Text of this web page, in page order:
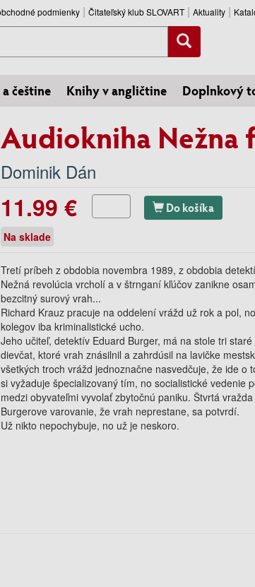
podmienky Čitateľský klub SLOVART Aktuality
češtine Knihy v angličtine Doplnkový
Audiokniha Nežna
Dominik Dán
11.99 € Do košíka
Na sklade
Tretí príbeh z obdobia novembra 1989, z obdobia
Nežná revolúcia vrcholí a v štrnganí kľúčov zanikne
bezcitný surový vrah...
Richard Krauz pracuje na oddelení vrážd už rok a pol,
kolegov iba kriminalistické ucho.
Jeho učiteľ, detektív Eduard Burger, má na stole tri
dievčat, ktoré vrah znásilnil a zahrdúsil na lavičke
všetkých troch vrážd jednoznačne nasvedčuje, že ide o
si vyžaduje špecializovaný tím, no socialistické vedenie
medzi obyvateľmi vyvolať zbytočnú paniku. Štvrtá
Burgerove varovanie, že vrah neprestane, sa potvrdí.
Už nikto nepochybuje, no už je neskoro.